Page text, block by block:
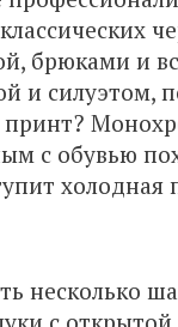
брюками и
и силуэтом,
с обувью
холодная
несколько